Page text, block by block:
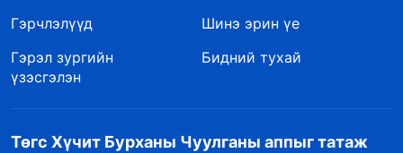
Гэрчлэлүүд
Шинэ эрин үе
Гэрэл зургийн
үзэсгэлэн
Бидний тухай
Төгс Хүчит Бурханы Чуулганы аппыг татаж